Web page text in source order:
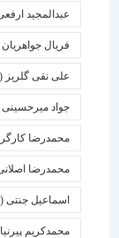
عبدالمجید ارفعی(3)
فریال جواهریان(2)
علی نقی گلریز(2)
جواد میرحسینی(2)
محمدرضا کارگر(2)
محمدرضا اصلانی(2)
اسماعیل جنتی(2)
محمدکریم پیرنیا (2)